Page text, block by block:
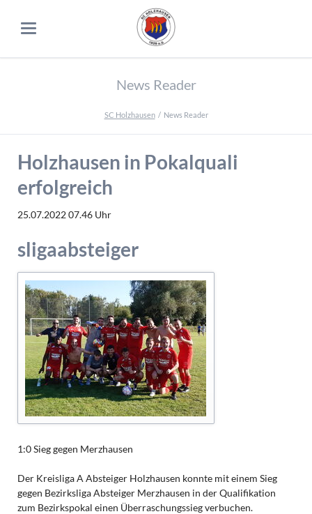
News Reader
SC Holzhausen News Reader
Holzhausen in Pokalquali
erfolgreich
25.07.2022 07.46Uhr
sligaabsteiger
1:0 Sieg gegen Merzhausen
Der Kreisliga A Absteiger Holzhausen konnte mit einem Sieg
gegen Bezirksliga Absteiger Merzhausen in der Qualifikation
zum Bezirkspokal einen Überraschungssieg verbuchen.